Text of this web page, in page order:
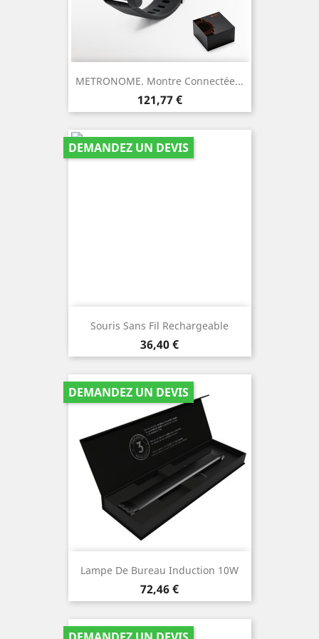
METRONOME. Montre Connectée...
Prix
121,77 €
Souris Sans Fil Rechargeable
Prix
36,40 €
DEMANDEZ UN DEVIS
Lampe De Bureau Induction 10W
Prix
72,46 €
DEMANDEZ UN DEVIS